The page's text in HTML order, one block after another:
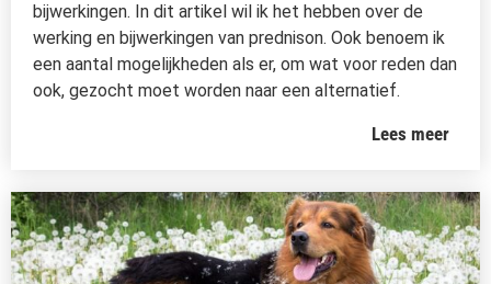
bijwerkingen. In dit artikel wil ik het hebben over de
werking en bijwerkingen van prednison. Ook benoem ik
een aantal mogelijkheden als er, om wat voor reden dan
ook, gezocht moet worden naar een alternatief.
Lees meer